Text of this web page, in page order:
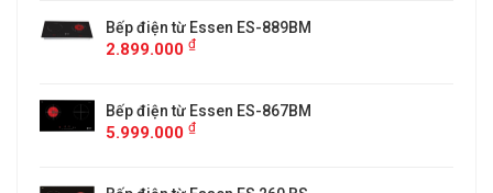
Bếp điện từ Essen ES-889BM
2.899.000 ₫
Bếp điện từ Essen ES-867BM
5.999.000 ₫